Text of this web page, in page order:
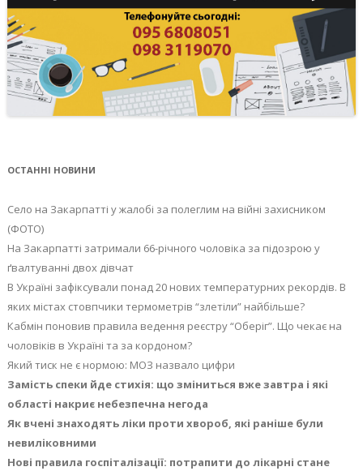
ОСТАННІ НОВИНИ
Село на Закарпатті у жалобі за полеглим на війні захисником
(ФОТО)
На Закарпатті затримали 66-річного чоловіка за підозрою у
ґвалтуванні двох дівчат
В Україні зафіксували понад 20 нових температурних рекордів. В
яких містах стовпчики термометрів “злетіли” найбільше?
Кабмін поновив правила ведення реєстру “Оберіг”. Що чекає на
чоловіків в Україні та за кордоном?
Який тиск не є нормою: МОЗ назвало цифри
Замість спеки йде стихія: що зміниться вже завтра і які
області накриє небезпечна негода
Як вчені знаходять ліки проти хвороб, які раніше були
невиліковними
Нові правила госпіталізації: потрапити до лікарні стане